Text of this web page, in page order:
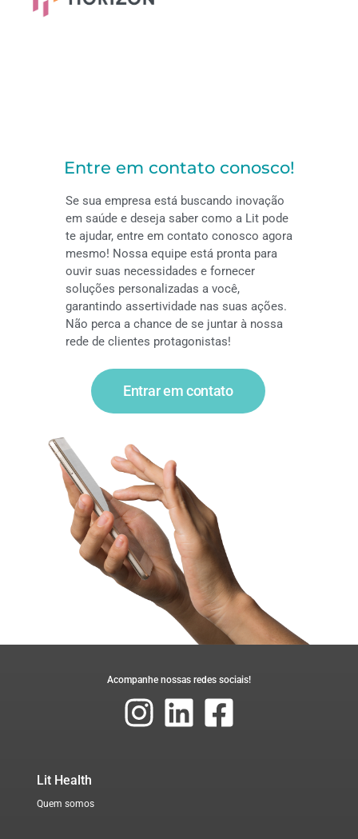
Entre em contato conosco!
Se sua empresa está buscando inovação
em saúde e deseja saber como a Lit pode
te ajudar, entre em contato conosco agora
mesmo! Nossa equipe está pronta para
ouvir suas necessidades e fornecer
soluções personalizadas a você,
garantindo assertividade nas suas ações.
Não perca a chance de se juntar à nossa
rede de clientes protagonistas!
Entrar em contato
Acompanhe nossas redes sociais!
Lit Health
Quem somos